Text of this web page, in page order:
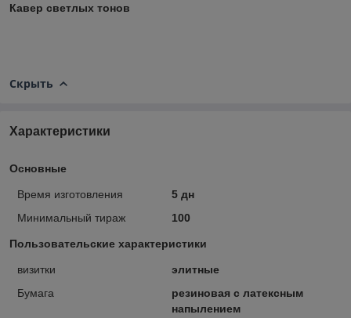
Кавер светлых тонов
Скрыть
Характеристики
Основные
Время изготовления
5 дн
Минимальный тираж
100
Пользовательские характеристики
визитки
элитные
Бумага
резиновая с латексным
напылением